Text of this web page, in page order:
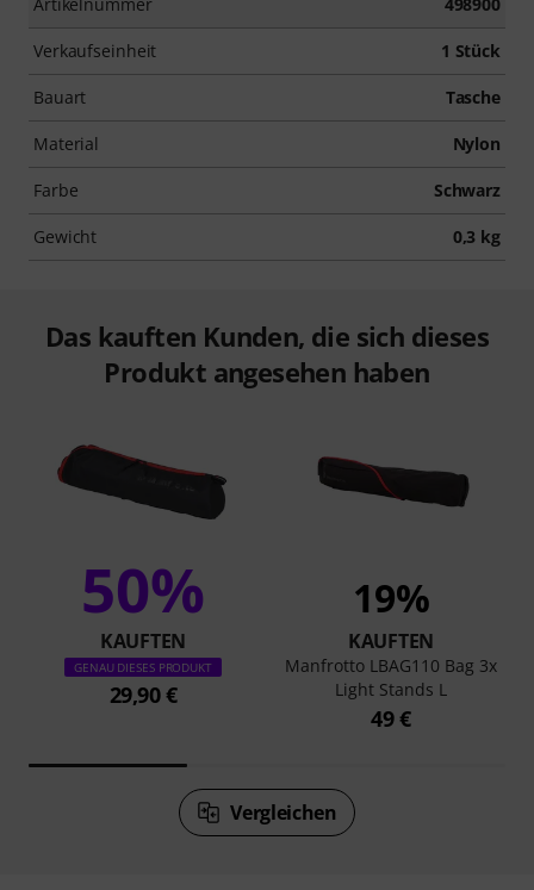
Verkaufseinheit 1 Stück
Bauart Tasche
Material Nylon
Farbe Schwarz
Gewicht 0,3 kg
Das kauften Kunden, die sich dieses
Produkt angesehen haben
50%
KAUFTEN
GENAU DIESES PRODUKT
29,90 €
19%
KAUFTEN
Manfrotto LBAG110 Bag 3x
Light Stands L
49 €
Vergleichen